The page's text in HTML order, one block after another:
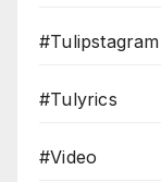
#Tulipstagram
#Tulyrics
#Video